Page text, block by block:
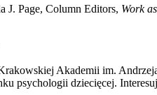
J. Page, Column Editors, Work
Akademii im.
psychologii dziecięcej.